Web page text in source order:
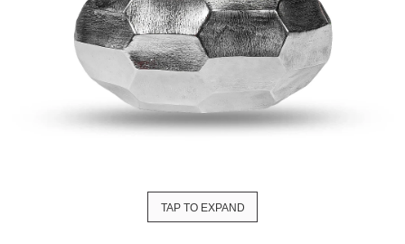
TAP TO EXPAND